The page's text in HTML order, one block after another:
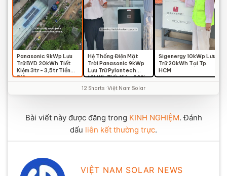
Panasonic 9kWp Lưu
Trữ BYD 20kWh Tiết
Kiệm 3tr - 3,5tr Tiền
Điện
Hệ Thống Điện Mặt
Trời Panasonic 9kWp
Lưu Trữ Pylontech
16kWh Tiết Kiệm 80%
Hóa Đơn Điện
Sigenergy 10kWp Lưu
Trữ 20kWh Tại Tp.
HCM
12 Shorts · Việt Nam Solar
Bài viết này được đăng trong KINH NGHIỆM. Đánh
dấu liên kết thường trực.
VIỆT NAM SOLAR NEWS